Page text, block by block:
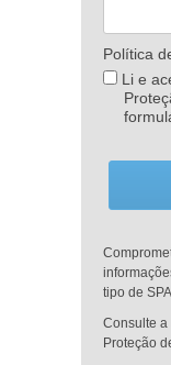
Política
Li e
tipo de
Consulte a
Proteção